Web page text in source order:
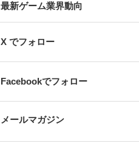
最新ゲーム業界動向
X でフォロー
Facebookでフォロー
メールマガジン